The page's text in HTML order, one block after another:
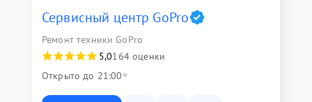
Сервисный центр GoPro
Ремонт техники GoPro
5,0164 оценки
Открыто до 21:00